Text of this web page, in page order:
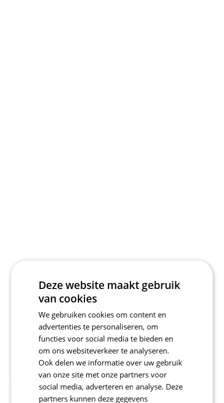
Deze website maakt gebruik
van cookies
We gebruiken cookies om content en
advertenties te personaliseren, om
functies voor social media te bieden en
om ons websiteverkeer te analyseren.
Ook delen we informatie over uw gebruik
van onze site met onze partners voor
social media, adverteren en analyse. Deze
partners kunnen deze gegevens